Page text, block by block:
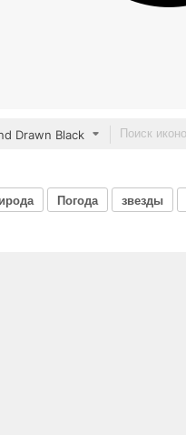
Drawn Black
Погода звезды